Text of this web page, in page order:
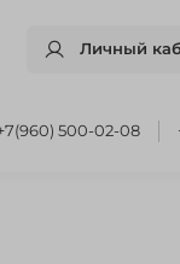
Личный
500-02-08